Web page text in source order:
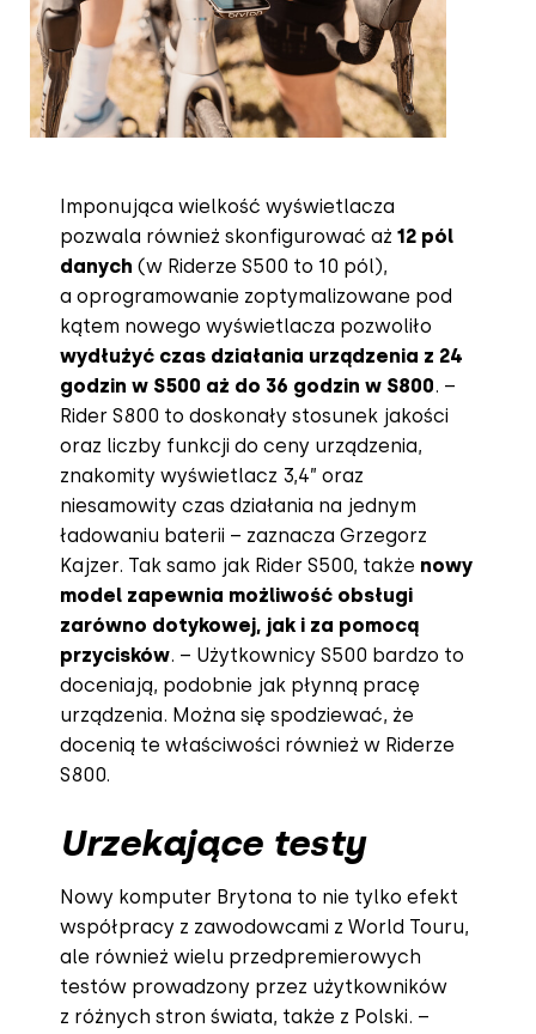
Imponująca wielkość wyświetlacza
pozwala również skonfigurować aż 12 pól
danych (w Riderze S500 to 10 pól),
a oprogramowanie zoptymalizowane pod
kątem nowego wyświetlacza pozwoliło
wydłużyć czas działania urządzenia z 24
godzin w S500 aż do 36 godzin w S800. –
Rider S800 to doskonały stosunek jakości
oraz liczby funkcji do ceny urządzenia,
znakomity wyświetlacz 3,4” oraz
niesamowity czas działania na jednym
ładowaniu baterii – zaznacza Grzegorz
Kajzer. Tak samo jak Rider S500, także nowy
model zapewnia możliwość obsługi
zarówno dotykowej, jak i za pomocą
przycisków. – Użytkownicy S500 bardzo to
doceniają, podobnie jak płynną pracę
urządzenia. Można się spodziewać, że
docenią te właściwości również w Riderze
S800.
Urzekające testy
Nowy komputer Brytona to nie tylko efekt
współpracy z zawodowcami z World Touru,
ale również wielu przedpremierowych
testów prowadzony przez użytkowników
z różnych stron świata, także z Polski. –